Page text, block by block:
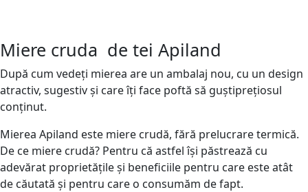
Miere cruda de tei Apiland
După cum vedeți mierea are un ambalaj nou, cu un design
atractiv, sugestiv și care îți face poftă să guștiprețiosul
conținut.
Mierea Apiland este miere crudă, fără prelucrare termică.
De ce miere crudă? Pentru că astfel își păstrează cu
adevărat proprietățile și beneficiile pentru care este atât
de căutată și pentru care o consumăm de fapt.